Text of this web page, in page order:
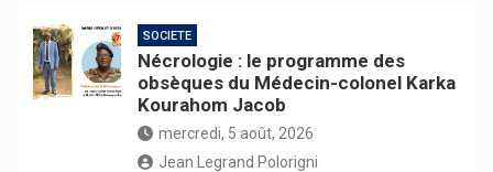
SOCIETE
Nécrologie : le programme des
obsèques du Médecin-colonel Karka
Kourahom Jacob
mercredi, 5 août, 2026
Jean Legrand Polorigni